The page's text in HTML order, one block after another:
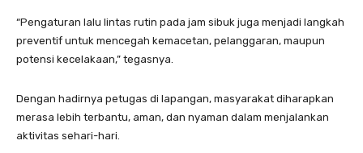
“Pengaturan lalu lintas rutin pada jam sibuk juga menjadi langkah
preventif untuk mencegah kemacetan, pelanggaran, maupun
potensi kecelakaan,” tegasnya.
Dengan hadirnya petugas di lapangan, masyarakat diharapkan
merasa lebih terbantu, aman, dan nyaman dalam menjalankan
aktivitas sehari-hari.